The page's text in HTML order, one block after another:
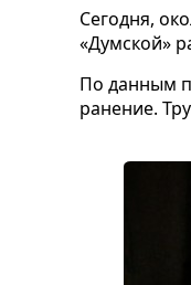
Сегодня,
«Думской»
По данным
ранение.